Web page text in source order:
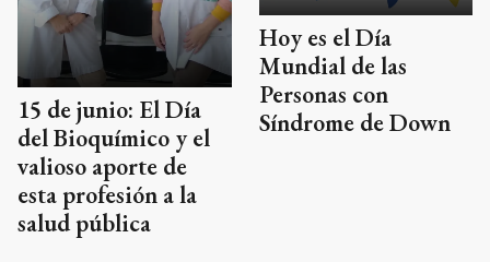
15 de junio: El Día
del Bioquímico y el
valioso aporte de
esta profesión a la
salud pública
Hoy es el Día
Mundial de las
Personas con
Síndrome de Down